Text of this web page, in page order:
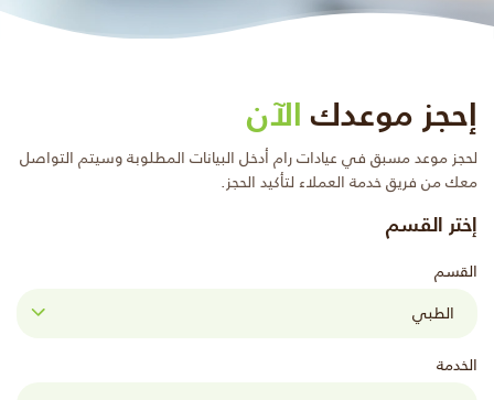
إحجز موعدكالآن
لحجز موعد مسبق في عيادات رام أدخل البيانات المطلوبة وسيتم التواصل
معك من فريق خدمة العملاء لتأكيد الحجز.
إختر القسم
القسم
الخدمة